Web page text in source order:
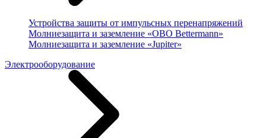
Устройства защиты от импульсных перенапряжений
Молниезащита и заземление «OBO Bettermann»
Молниезащита и заземление «Jupiter»
Электрооборудование